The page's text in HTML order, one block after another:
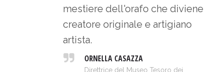
mestiere dell'orafo che diviene
creatore originale e artigiano
artista.
ORNELLA CASAZZA
Direttrice del Museo Tesoro dei